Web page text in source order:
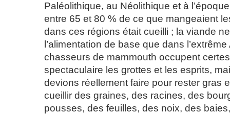
Paléolithique, au Néolithique et à
entre 65 et 80 % de ce que mangeaient
dans ces régions était cueilli ; la viande
l’alimentation de base que dans
chasseurs de mammouth occupent
spectaculaire les grottes et les esprits,
devions réellement faire pour rester gras
cueillir des graines, des racines, des
pousses, des feuilles, des noix, des